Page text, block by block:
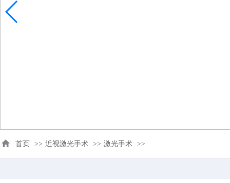
首页 >> 近视激光手术 >> 激光手术 >>